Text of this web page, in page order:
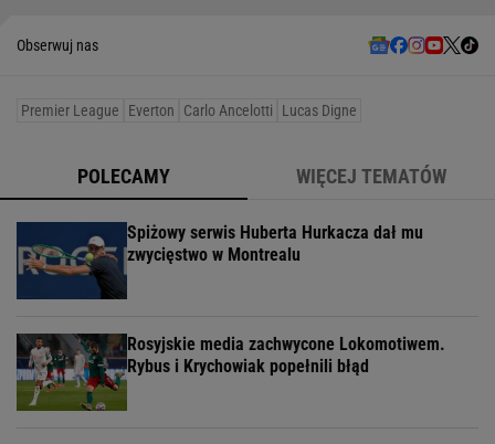
Obserwuj nas
Premier League Everton Carlo Ancelotti Lucas Digne
POLECAMY WIĘCEJ TEMATÓW
Spiżowy serwis Huberta Hurkacza dał mu
zwycięstwo w Montrealu
Rosyjskie media zachwycone Lokomotiwem.
Rybus i Krychowiak popełnili błąd